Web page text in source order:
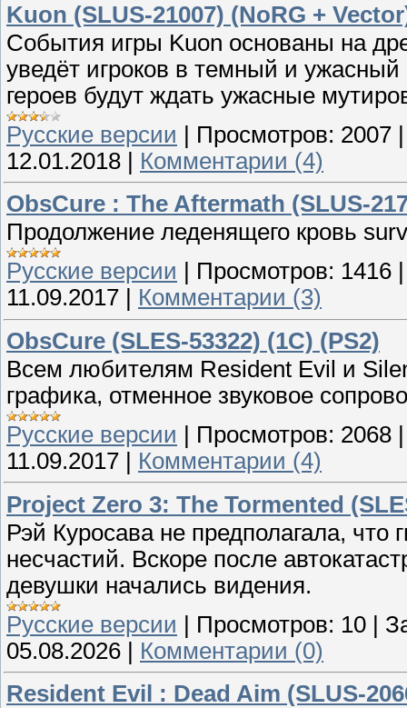
Kuon (SLUS-21007) (NoRG +
События игры Kuon основаны на
уведёт игроков в темный и ужасный
героев будут ждать ужасные
Русские версии | Просмотров: 2007
12.01.2018 | Комментарии (4)
ObsCure : The Aftermath (SLUS-
Продолжение леденящего кровь
Русские версии
Просмотров: 1416
11.09.2017
Комментарии (3)
ObsCure (SLES-53322) (1C) (PS2)
Всем любителям Resident Evil и
графика, отменное звуковое
Русские версии
Просмотров: 2068
11.09.2017
Комментарии (4)
Project Zero 3: The Tormented
Рэй Куросава не предполагала,
несчастий. Вскоре после
девушки начались видения.
Русские версии | Просмотров: 10 |
05.08.2026 | Комментарии (0)
Resident Evil : Dead Aim (SLUS-